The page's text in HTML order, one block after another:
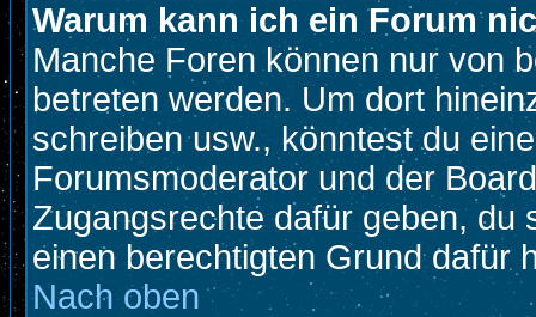
Warum kann ich ein Forum
Manche Foren können nur von
betreten werden. Um dort
schreiben usw., könntest du
Forumsmoderator und der
Zugangsrechte dafür geben, du
einen berechtigten Grund dafür
Nach oben